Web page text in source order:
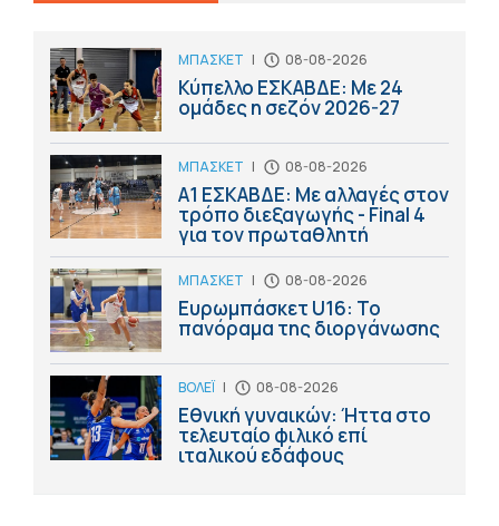
ΜΠΑΣΚΕΤ | 08-08-2026
Κύπελλο ΕΣΚΑΒΔΕ: Με 24
ομάδες η σεζόν 2026-27
ΜΠΑΣΚΕΤ | 08-08-2026
Α1 ΕΣΚΑΒΔΕ: Με αλλαγές στον
τρόπο διεξαγωγής - Final 4
για τον πρωταθλητή
ΜΠΑΣΚΕΤ | 08-08-2026
Ευρωμπάσκετ U16: Το
πανόραμα της διοργάνωσης
ΒΟΛΕΪ | 08-08-2026
Εθνική γυναικών: Ήττα στο
τελευταίο φιλικό επί
ιταλικού εδάφους